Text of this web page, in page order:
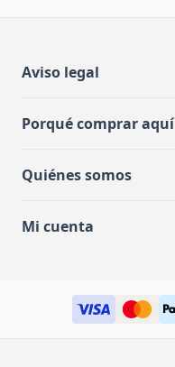
Aviso legal
Porqué comprar aquí
Quiénes somos
Mi cuenta